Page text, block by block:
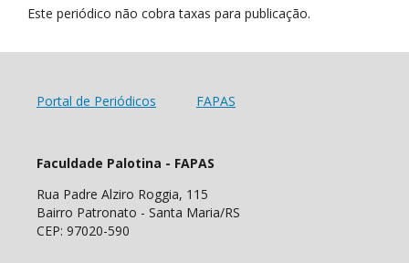
Este periódico não cobra taxas para publicação.
Portal de Periódicos FAPAS
Faculdade Palotina - FAPAS
Rua Padre Alziro Roggia, 115
Bairro Patronato - Santa Maria/RS
CEP: 97020-590